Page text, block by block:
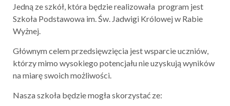
Jedną ze szkół, która będzie realizowała program jest
Szkoła Podstawowa im. Św. Jadwigi Królowej w Rabie
Wyżnej.
Głównym celem przedsięwzięcia jest wsparcie uczniów,
którzy mimo wysokiego potencjału nie uzyskują wyników
na miarę swoich możliwości.
Nasza szkoła będzie mogła skorzystać ze: